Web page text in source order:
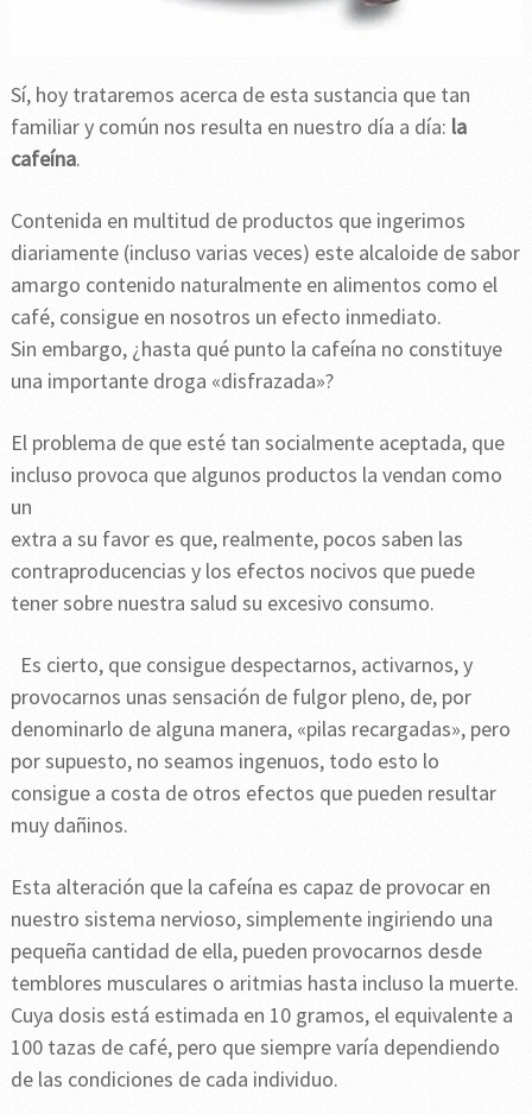
Sí, hoy trataremos acerca de esta sustancia que tan
familiar y común nos resulta en nuestro día a día: la
cafeína.
Contenida en multitud de productos que ingerimos
diariamente (incluso varias veces) este alcaloide de sabor
amargo contenido naturalmente en alimentos como el
café, consigue en nosotros un efecto inmediato.
Sin embargo, ¿hasta qué punto la cafeína no constituye
una importante droga «disfrazada»?
El problema de que esté tan socialmente aceptada, que
incluso provoca que algunos productos la vendan como
un
extra a su favor es que, realmente, pocos saben las
contraproducencias y los efectos nocivos que puede
tener sobre nuestra salud su excesivo consumo.
Es cierto, que consigue despectarnos, activarnos, y
provocarnos unas sensación de fulgor pleno, de, por
denominarlo de alguna manera, «pilas recargadas», pero
por supuesto, no seamos ingenuos, todo esto lo
consigue a costa de otros efectos que pueden resultar
muy dañinos.
Esta alteración que la cafeína es capaz de provocar en
nuestro sistema nervioso, simplemente ingiriendo una
pequeña cantidad de ella, pueden provocarnos desde
temblores musculares o aritmias hasta incluso la muerte.
Cuya dosis está estimada en 10 gramos, el equivalente a
100 tazas de café, pero que siempre varía dependiendo
de las condiciones de cada individuo.